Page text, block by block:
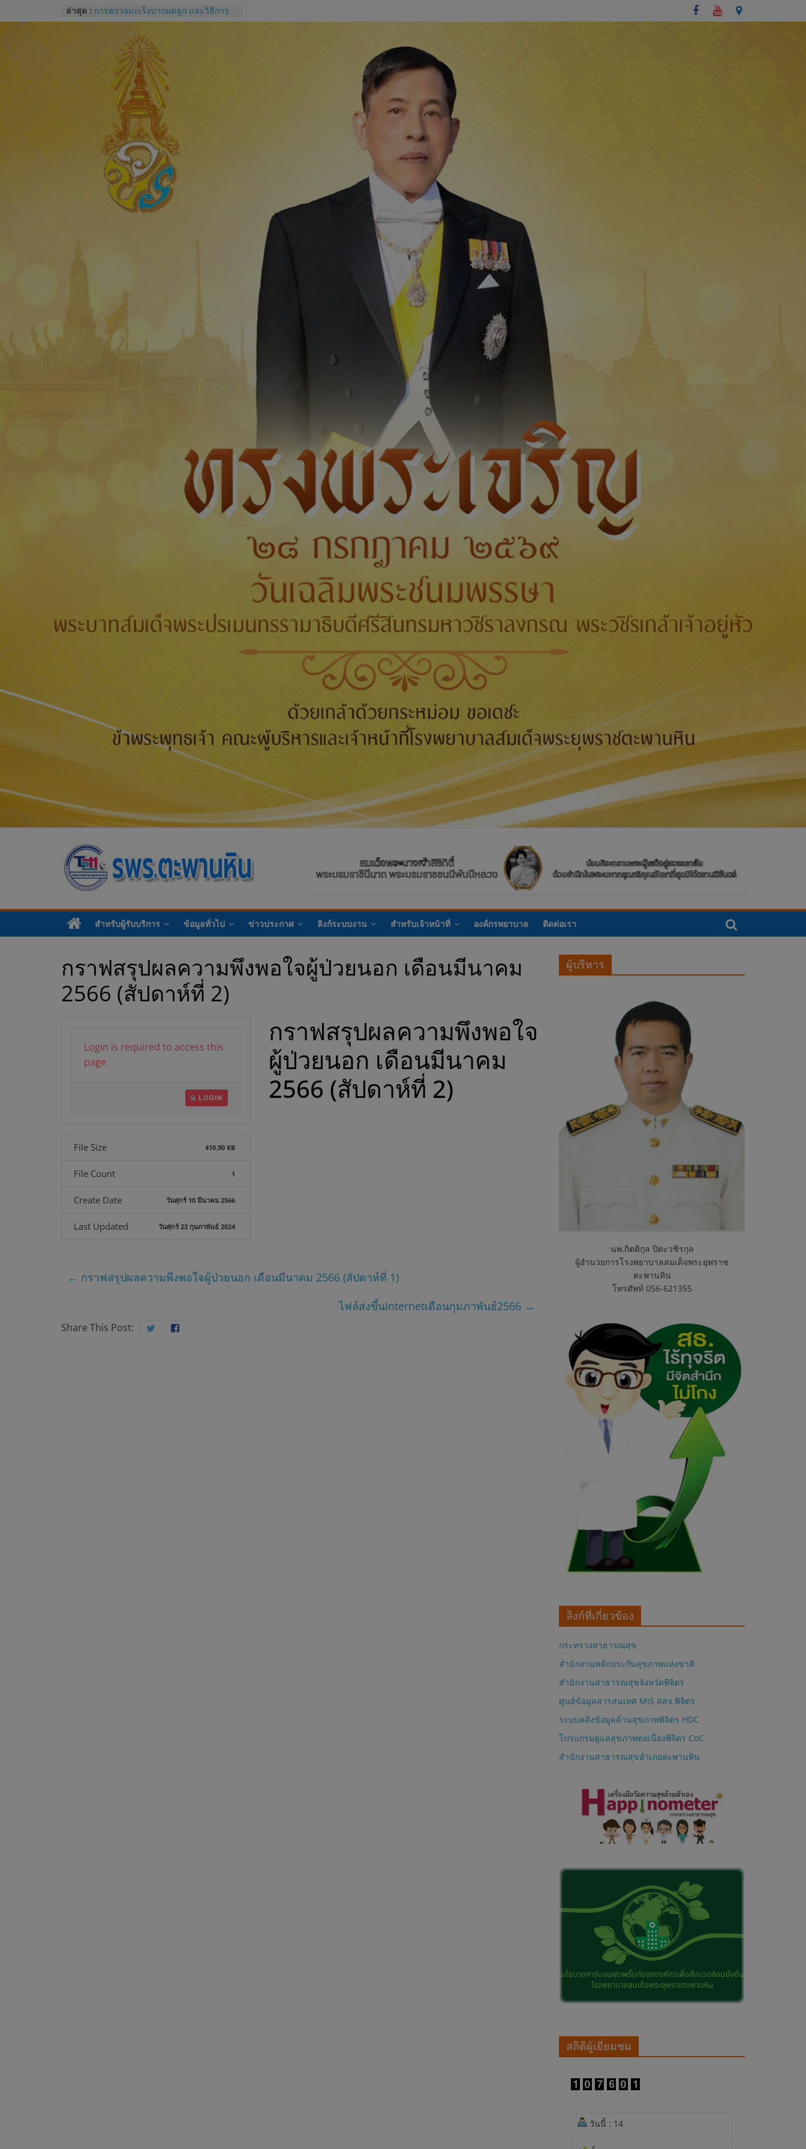
to
ล่าสุด : การปราศจากเชื้อด้วยเครื่องนึ่งฆ่าเชื้อ
ใช้โปรแกรม colpo IT Pro
แบบประเมินทักษะปฏิบัติการซักประวัติ
และการตรวจครรภ์
โรคไม่ติดต่อเรื้อรังกับสุขภาช่องปาก
และแนวทางปฏิบัติทางคลินิกสำหรับผู้
ป่วยทันตกรรม
Competency หัวใจของการบริหารของ
บุคลากรโรงพยาบาล
โ
ร
ง
พ
ย
ล
ส
ม
ด็
พ
สำหรับผู้รับบริการ ข้อมูลทั่วไป ข่าวประกาศ ลิงก์ระบบงาน สำหรับเจ้าหน้าที่ องค์กรพยาบาล ติดต่อเรา
กราฟสรุปผลความพึงพอใจผู้ป่วยนอก เดือนมีนาคม
2566 (สัปดาห์ที่ 2)
Login is required to access this
page
LOGIN
File Size 410.90 KB
File Count 1
Create Date วันศุกร์ 10 มีนาคม 2566
Last Updated วันศุกร์ 23 กุมภาพันธ์ 2024
กราฟสรุปผลความพึงพอใจ
ผู้ป่วยนอก เดือนมีนาคม
2566 (สัปดาห์ที่ 2)
← กราฟสรุปผลความพึงพอใจผู้ป่วยนอก เดือนมีนาคม 2566 (สัปดาห์ที่ 1)
ไฟล์ส่งขึ้นInternetเดือนกุมภาพันธ์2566 →
Share This Post:
ผู้บริหาร
นพ.กิตติกุล ปิตะวชิรกุล
ผู้อำนวยการโรงพยาบาลสมเด็จพระยุพราช
ตะพานหิน
โทรศัพท์ 056-621355
ลิงก์ที่เกี่ยวข้อง
กระทรวงสาธารณสุข
สำนักงานหลักประกันสุขภาพแห่งชาติ
สำนักงานสาธารณสุขจังหวัดพิจิตร
ศูนย์ข้อมูลสารสนเทศ MIS สสจ.พิจิตร
ระบบคลังข้อมูลด้านสุขภาพพิจิตร HDC
โปรแกรมดูแลสุขภาพต่อเนื่องพิจิตร CoC
สำนักงานสาธารณสุขอำเภอตะพานหิน
สถิติผู้เยี่ยมชม
วันนี้ : 14